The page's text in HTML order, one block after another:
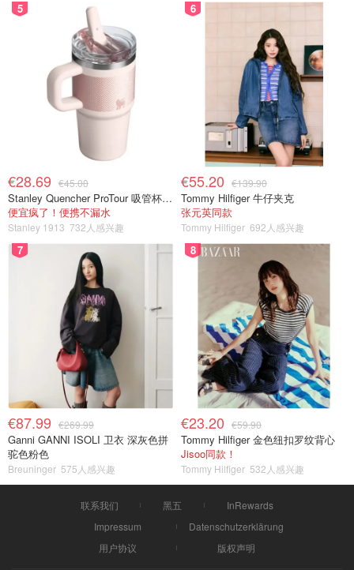
5
€28.69 €45.00
Stanley Quencher ProTour 吸管杯 0.59L
便宜疯了！便携不漏水
Stanley 1913 732人感兴趣
6
€55.20 €139.90
Tommy Hilfiger 牛仔夹克
张元英同款
Tommy Hilfiger 692人感兴趣
7
€87.99 €269.99
Ganni GANNI ISOLI 卫衣 深灰色拼
驼色粉色
Breuninger 575人感兴趣
8
€23.20 €59.90
Tommy Hilfiger 金色纽扣罗纹背心
Jisoo同款！
Tommy Hilfiger 532人感兴趣
联系我们 黑五
InRewards
Impressum
Datenschutzerklärung
用户协议
版权声明